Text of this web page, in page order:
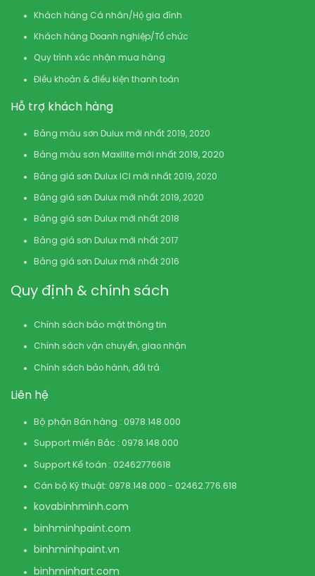
Khách hàng Cá nhân/Hộ gia đình
Khách hàng Doanh nghiệp/Tổ chức
Quy trình xác nhận mua hàng
Điều khoản & điều kiện thanh toán
Hỗ trợ khách hàng
Bảng màu sơn Dulux mới nhất 2019, 2020
Bảng màu sơn Maxilite mới nhất 2019, 2020
Bảng giá sơn Dulux ICI mới nhất 2019, 2020
Bảng giá sơn Dulux mới nhất 2019, 2020
Bảng giá sơn Dulux mới nhất 2018
Bảng giá sơn Dulux mới nhất 2017
Bảng giá sơn Dulux mới nhất 2016
Quy định & chính sách
Chính sách bảo mật thông tin
Chính sách vận chuyển, giao nhận
Chính sách bảo hành, đổi trả
Liên hệ
Bộ phận Bán hàng : 0978.148.000
Support miền Bắc : 0978.148.000
Support Kế toán : 02462776618
Cán bộ Kỹ thuật: 0978.148.000 - 02462.776.618
kovabinhminh.com
binhminhpaint.com
binhminhpaint.vn
binhminhart.com